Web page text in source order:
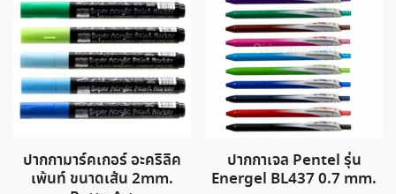
ปากกามาร์คเกอร์ อะคริลิค
เพ้นท์ ขนาดเส้น 2mm.
ปากกาเจล Pentel รุ่น
Energel BL437 0.7 mm.